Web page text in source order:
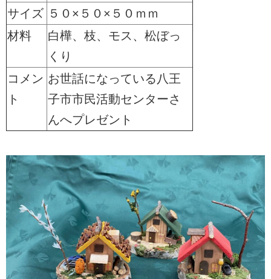
サイズ ５０×５０×５０ｍｍ
材料
白樺、枝、モス、松ぼっ
くり
コメン
ト
お世話になっている八王
子市市民活動センターさ
んへプレゼント